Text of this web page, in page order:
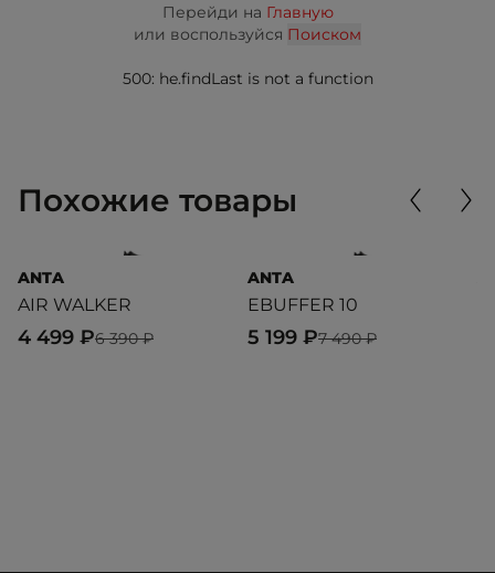
Перейди на Главную
или воспользуйся Поиском
500: he.findLast is not a function
Похожие товары
ANTA
AIR WALKER
6 390 ₽
4 499 ₽
ANTA
EBUFFER 10
7 490 ₽
5 199 ₽